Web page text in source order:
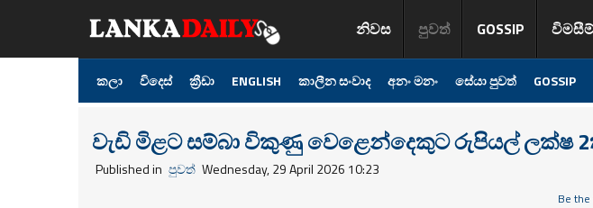
නිවස පුවත් GOSSIP
කලා විදෙස් ක්‍රීඩා ENGLISH කාලීන සංවාද අනං මනං සේයා පුවත් GOSSIP
වැඩි මිළට සම්බා විකුණු වෙළෙන්දෙකුට රුපියල් ලක්ෂ
Published in පුවත් Wednesday, 29 April 2026 10:23
Be